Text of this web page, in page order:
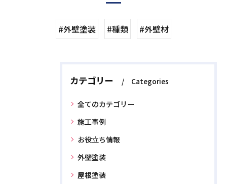
#外壁塗装 #種類 #外壁材
カテゴリー Categories
全てのカテゴリー
施工事例
お役立ち情報
外壁塗装
屋根塗装